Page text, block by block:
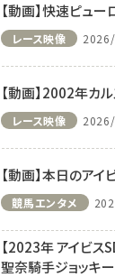
【動画】快速ピュ
レース映像
【動画】2002年カ
レース映像
【動画】本日のア
競馬エンタメ
【2023年 アイビス
聖奈騎手ジョッキ